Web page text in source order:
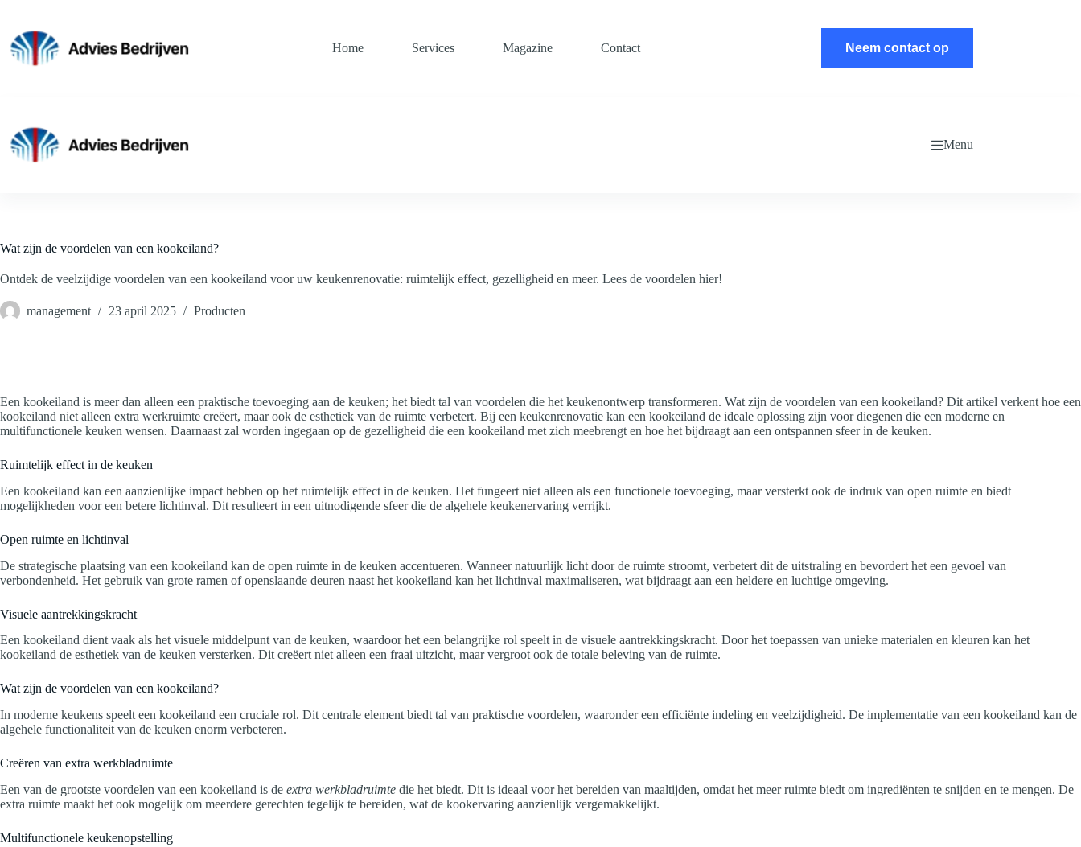
inhoud
Home Services Magazine Contact Neem contact op
Menu
Wat zijn de voordelen van een kookeiland?
Ontdek de veelzijdige voordelen van een kookeiland voor uw keukenrenovatie: ruimtelijk effect, gezelligheid en meer. Lees de voordelen hier!
management 23 april 2025 Producten
Een kookeiland is meer dan alleen een praktische toevoeging aan de keuken; het biedt tal van voordelen die het keukenontwerp transformeren. Wat zijn de voordelen van een kookeiland? Dit artikel verkent hoe een
kookeiland niet alleen extra werkruimte creëert, maar ook de esthetiek van de ruimte verbetert. Bij een keukenrenovatie kan een kookeiland de ideale oplossing zijn voor diegenen die een moderne en
multifunctionele keuken wensen. Daarnaast zal worden ingegaan op de gezelligheid die een kookeiland met zich meebrengt en hoe het bijdraagt aan een ontspannen sfeer in de keuken.
Ruimtelijk effect in de keuken
Een kookeiland kan een aanzienlijke impact hebben op het ruimtelijk effect in de keuken. Het fungeert niet alleen als een functionele toevoeging, maar versterkt ook de indruk van open ruimte en biedt
mogelijkheden voor een betere lichtinval. Dit resulteert in een uitnodigende sfeer die de algehele keukenervaring verrijkt.
Open ruimte en lichtinval
De strategische plaatsing van een kookeiland kan de open ruimte in de keuken accentueren. Wanneer natuurlijk licht door de ruimte stroomt, verbetert dit de uitstraling en bevordert het een gevoel van
verbondenheid. Het gebruik van grote ramen of openslaande deuren naast het kookeiland kan het lichtinval maximaliseren, wat bijdraagt aan een heldere en luchtige omgeving.
Visuele aantrekkingskracht
Een kookeiland dient vaak als het visuele middelpunt van de keuken, waardoor het een belangrijke rol speelt in de visuele aantrekkingskracht. Door het toepassen van unieke materialen en kleuren kan het
kookeiland de esthetiek van de keuken versterken. Dit creëert niet alleen een fraai uitzicht, maar vergroot ook de totale beleving van de ruimte.
Wat zijn de voordelen van een kookeiland?
In moderne keukens speelt een kookeiland een cruciale rol. Dit centrale element biedt tal van praktische voordelen, waaronder een efficiënte indeling en veelzijdigheid. De implementatie van een kookeiland kan de
algehele functionaliteit van de keuken enorm verbeteren.
Creëren van extra werkbladruimte
Een van de grootste voordelen van een kookeiland is de extra werkbladruimte die het biedt. Dit is ideaal voor het bereiden van maaltijden, omdat het meer ruimte biedt om ingrediënten te snijden en te mengen. De
extra ruimte maakt het ook mogelijk om meerdere gerechten tegelijk te bereiden, wat de kookervaring aanzienlijk vergemakkelijkt.
Multifunctionele keukenopstelling